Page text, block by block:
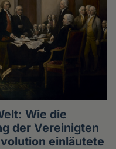
Wie die
der Vereinigten
einläutete